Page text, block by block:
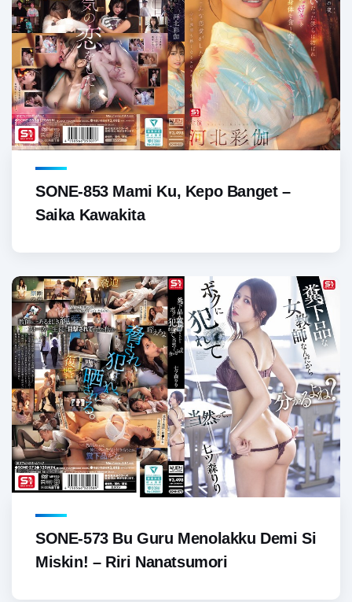
SONE-853 Mami Ku, Kepo Banget –
Saika Kawakita
SONE-573 Bu Guru Menolakku Demi Si
Miskin! – Riri Nanatsumori